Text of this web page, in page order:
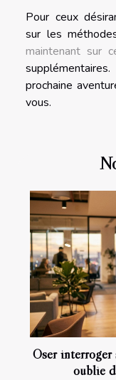
Pour ceux
sur les
maintenant sur
prochaine
vous.
Oser interroger
oublie